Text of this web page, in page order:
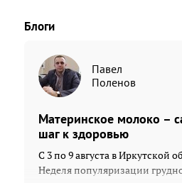
Блоги
Павел
Поленов
Материнское молоко –
шаг к здоровью
С 3 по 9 августа в Иркутской
Неделя популяризации